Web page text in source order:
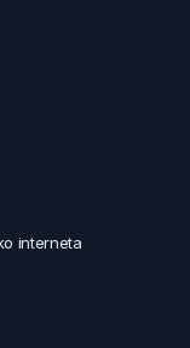
interneta